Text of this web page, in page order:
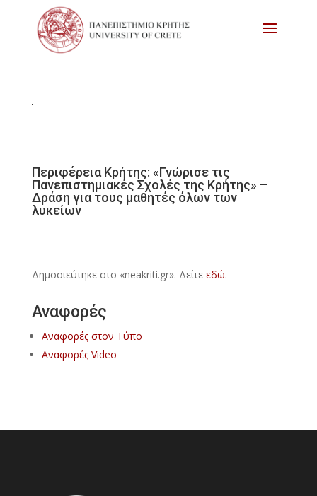
Περιφέρεια Κρήτης: «Γνώρισε τις
Πανεπιστημιακές Σχολές της Κρήτης» –
Δράση για τους μαθητές όλων των
λυκείων
Δημοσιεύτηκε στο «neakriti.gr». Δείτε εδώ.
Αναφορές
Αναφορές στον Τύπο
Αναφορές Video